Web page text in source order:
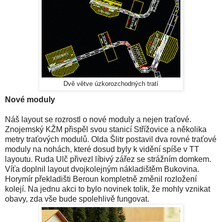
Dvě větve úzkorozchodných tratí
Nové moduly
Náš layout se rozrostl o nové moduly a nejen traťové.
Znojemský KŽM přispěl svou stanicí Střížovice a několika
metry traťových modulů. Olda Šlitr postavil dva rovné traťové
moduly na nohách, které dosud byly k vidění spíše v TT
layoutu. Ruda Ulč přivezl líbivý zářez se strážním domkem.
Víťa doplnil layout dvojkolejným nákladištěm Bukovina.
Horymír překladišti Beroun kompletně změnil rozložení
kolejí. Na jednu akci to bylo novinek tolik, že mohly vznikat
obavy, zda vše bude spolehlivě fungovat.